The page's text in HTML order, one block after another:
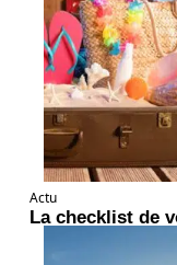
Actu
La checklist de